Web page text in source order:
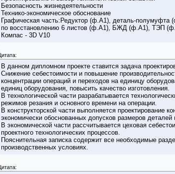
Безопасность жизнедеятельности
Технико-экономическое обоснование
Графическая часть:Редуктор (ф.А1), деталь-
по восстановлению 6 листов (ф.А1), БЖД (ф.А1), ТЭП
Компас - 3D V10
Цитата:
В данном дипломном проекте ставится задача
Снижение себестоимости и повышение
концентрации операций и переходов на единицу
единиц оборудования, повысить качество изготовления.
В технологической части разрабатывается
режимов резания и основного времени на операции.
В конструкторской части выполняется проектирование
экономически обоснованных допусков размеров деталей
В экономической части рассчитывается цеховая
проектного технологических процессов.
Пояснительная записка содержит все необходимые
производственных условиях.
Цитата: